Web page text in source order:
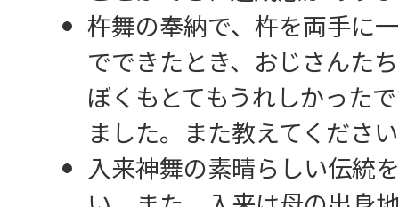
杵舞の奉納で、杵を両手に
でできたとき、おじさんた
ぼくもとてもうれしかった
ました。また教えてくださ
入来神舞の素晴らしい伝統